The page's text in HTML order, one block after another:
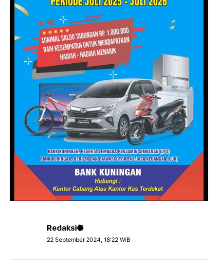
Redaksi
22 September 2024, 18:22 WIB